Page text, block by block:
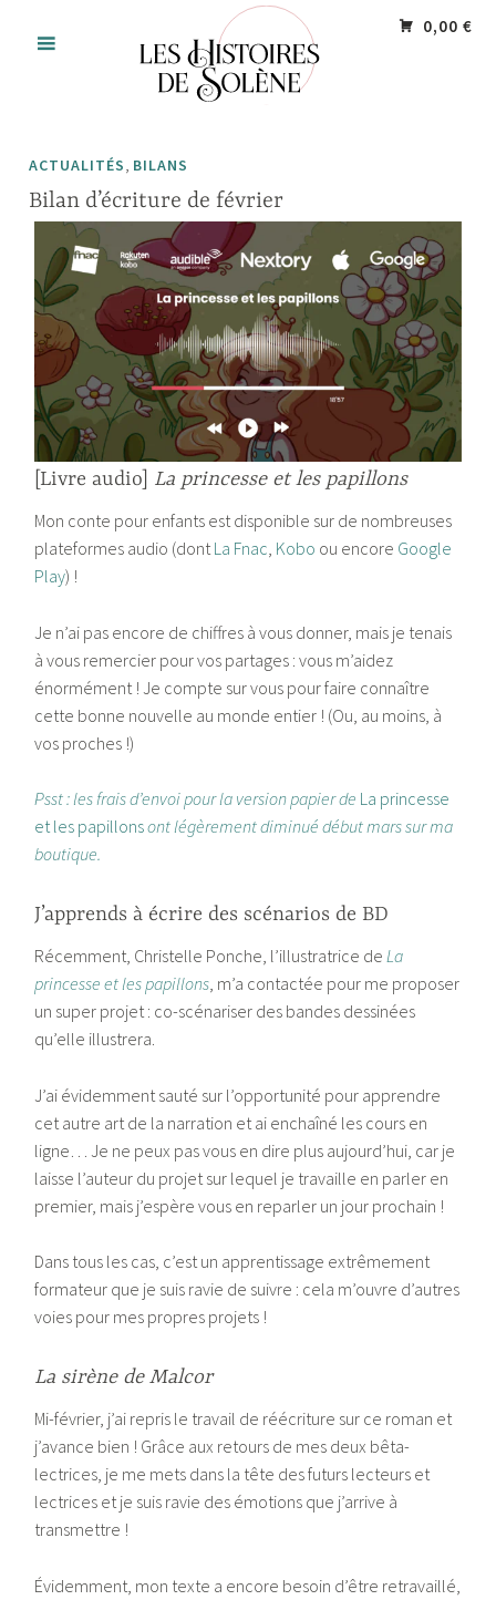
0,00 €
ACTUALITÉS, BILANS
Bilan d’écriture de février
[Livre audio] La princesse et les papillons
Mon conte pour enfants est disponible sur de nombreuses
plateformes audio (dont La Fnac Kobo ou encore Google
Play) !
Je n’ai pas encore de chiffres à vous donner, mais je tenais
à vous remercier pour vos partages : vous m’aidez
énormément ! Je compte sur vous pour faire connaître
cette bonne nouvelle au monde entier ! (Ou, au moins, à
vos proches !)
Psst : les frais d’envoi pour la version papier de La princesse
et les papillonsont légèrement diminué début mars sur ma
boutique.
J’apprends à écrire des scénarios de BD
Récemment, Christelle Ponche, l’illustratrice deLa
princesse et les papillons, m’a contactée pour me proposer
un super projet : co-scénariser des bandes dessinées
qu’elle illustrera.
J’ai évidemment sauté sur l’opportunité pour apprendre
cet autre art de la narration et ai enchaîné les cours en
ligne… Je ne peux pas vous en dire plus aujourd’hui, car je
laisse l’auteur du projet sur lequel je travaille en parler en
premier, mais j’espère vous en reparler un jour prochain !
Dans tous les cas, c’est un apprentissage extrêmement
formateur que je suis ravie de suivre : cela m’ouvre d’autres
voies pour mes propres projets !
La sirène de Malcor
Mi-février, j’ai repris le travail de réécriture sur ce roman et
j’avance bien ! Grâce aux retours de mes deux bêta-
lectrices, je me mets dans la tête des futurs lecteurs et
lectrices et je suis ravie des émotions que j’arrive à
transmettre !
Évidemment, mon texte a encore besoin d’être retravaillé,